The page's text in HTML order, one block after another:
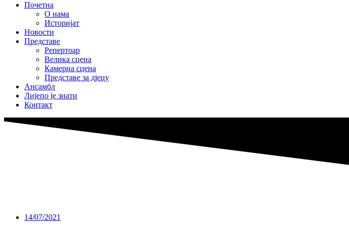
Почетна
О нама
Историјат
Новости
Представе
Репертоар
Велика сцена
Камерна сцена
Представе за дјецу
Ансамбл
Лијепо је знати
Контакт
14/07/2021